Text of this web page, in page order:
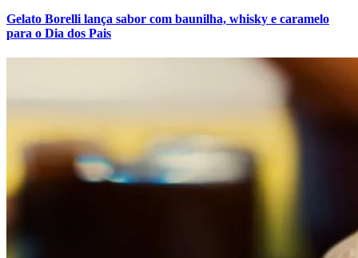
Gelato Borelli lança sabor com baunilha, whisky e caramelo
para o Dia dos Pais